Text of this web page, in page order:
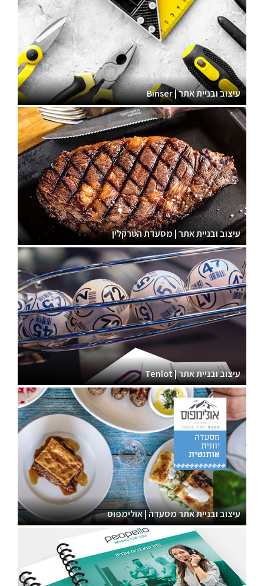
עיצוב ובניית אתר | Binser
עיצוב ובניית אתר | מסעדת הטרקלין
עיצוב ובניית אתר | Tenlot
עיצוב ובניית אתר מסעדה | אולימפוס